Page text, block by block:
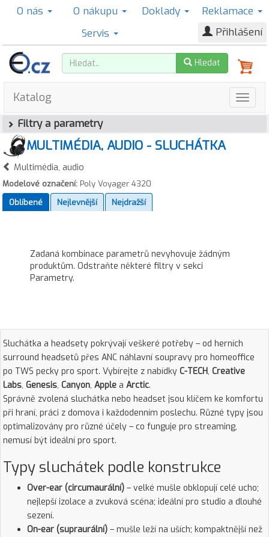
O nás O nákupu Doklady
Reklamace
Servis
Přihlášení
Hledat
Katalog
Filtry a parametry
MULTIMÉDIA, AUDIO - SLUCHÁTKA
Multimédia, audio
Modelové označení: Poly Voyager 4320
Oblíbené
Nejlevnější Nejdražší
Zadaná kombinace parametrů nevyhovuje žádným
produktům. Odstraňte některé filtry v sekci
Parametry.
Sluchátka a headsety pokrývají veškeré potřeby – od herních
surround headsetů přes ANC náhlavní soupravy pro homeoffice
po TWS pecky pro sport. Vybírejte z nabídky C-TECH, Creative
Labs, Genesis, Canyon, Apple a Arctic.
Správně zvolená sluchátka nebo headset jsou klíčem ke komfortu
při hraní, práci z domova i každodenním poslechu. Různé typy jsou
optimalizovány pro různé účely – co funguje pro streaming,
nemusí být ideální pro sport.
Typy sluchátek podle konstrukce
Over-ear (circumaurální) – velké mušle obklopují celé ucho;
nejlepší izolace a zvuková scéna; ideální pro studio a dlouhé
sezení.
On-ear (supraurální) – mušle leží na uších; kompaktnější než